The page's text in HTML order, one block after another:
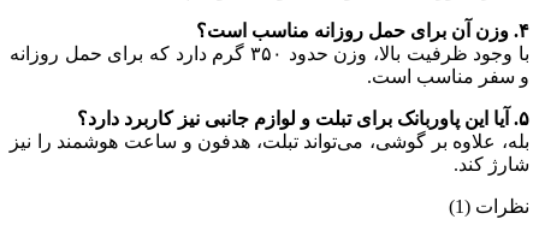
۴. وزن آن برای حمل روزانه مناسب است؟
با وجود ظرفیت بالا، وزن حدود ۳۵۰ گرم دارد که برای حمل روزانه
و سفر مناسب است.
۵. آیا این پاوربانک برای تبلت و لوازم جانبی نیز کاربرد دارد؟
بله، علاوه بر گوشی، می‌تواند تبلت، هدفون و ساعت هوشمند را نیز
شارژ کند.
نظرات (1)